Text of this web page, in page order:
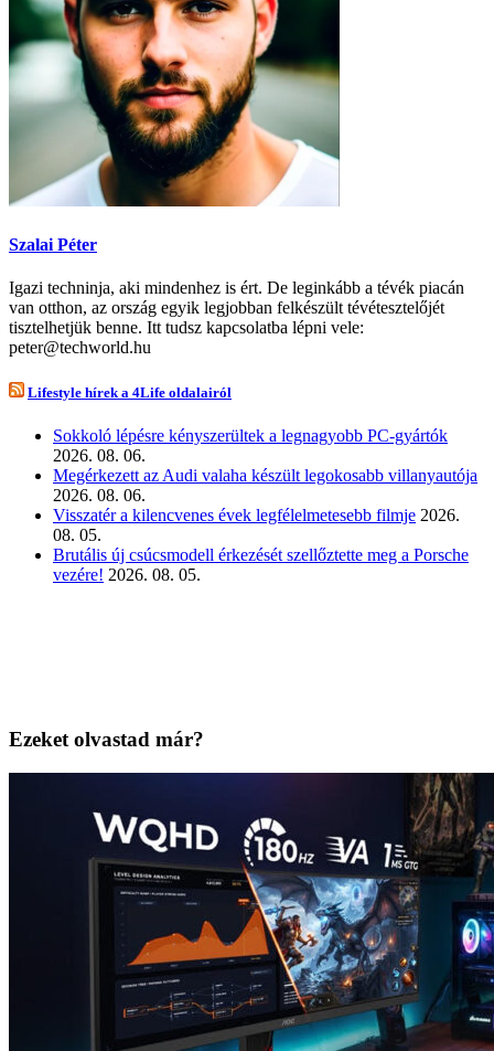
Szalai Péter
Igazi techninja, aki mindenhez is ért. De leginkább a tévék piacán
van otthon, az ország egyik legjobban felkészült tévétesztelőjét
tisztelhetjük benne. Itt tudsz kapcsolatba lépni vele:
peter@techworld.hu
Lifestyle hírek a 4Life oldalairól
Sokkoló lépésre kényszerültek a legnagyobb PC-gyártók
2026. 08. 06.
Megérkezett az Audi valaha készült legokosabb villanyautója
2026. 08. 06.
Visszatér a kilencvenes évek legfélelmetesebb filmje 2026.
08. 05.
Brutális új csúcsmodell érkezését szellőztette meg a Porsche
vezére! 2026. 08. 05.
Ezeket olvastad már?